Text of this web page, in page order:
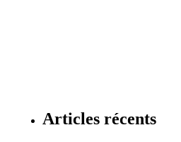
Articles récents